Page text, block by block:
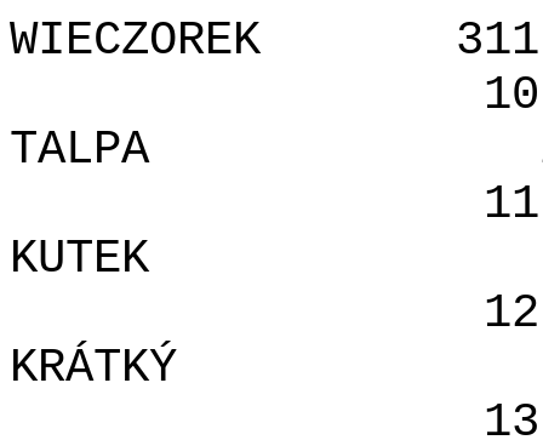
WIECZOREK
311
TALPA
KUTEK
KRÁTKÝ